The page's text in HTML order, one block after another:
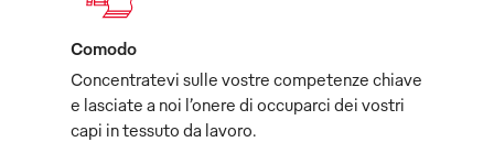
Comodo
Concentratevi sulle vostre competenze chiave
e lasciate a noi l’onere di occuparci dei vostri
capi in tessuto da lavoro.